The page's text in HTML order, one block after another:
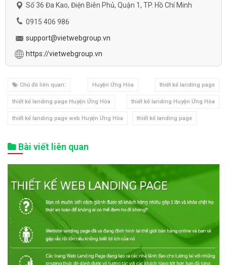
Số 36 Đa Kao, Điện Biên Phủ, Quận 1, TP. Hồ Chí Minh
0915 406 986
support@vietwebgroup.vn
https://vietwebgroup.vn
Chủ đề liên quan: Huyện Ứng Hòa thiết kế landing page
thiết kế landing page Huyện Ứng Hòa thiết kế landing Huyện Ứng Hòa
thiết kế landing page web Huyện Ứng Hòa thiết kế landing page
Bài viết liên quan